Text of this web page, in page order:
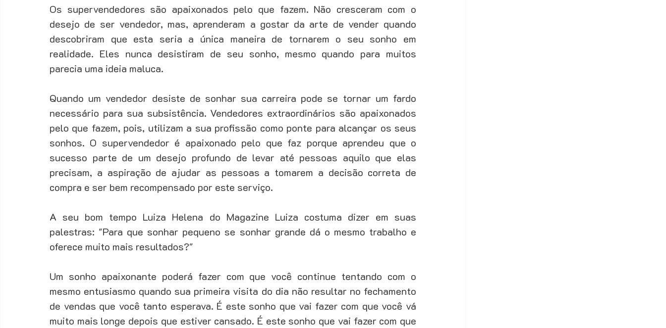
Os supervendedores são apaixonados pelo que fazem. Não cresceram com o
desejo de ser vendedor, mas, aprenderam a gostar da arte de vender quando
descobriram que esta seria a única maneira de tornarem o seu sonho em
realidade. Eles nunca desistiram de seu sonho, mesmo quando para muitos
parecia uma ideia maluca.
Quando um vendedor desiste de sonhar sua carreira pode se tornar um fardo
necessário para sua subsistência. Vendedores extraordinários são apaixonados
pelo que fazem, pois, utilizam a sua profissão como ponte para alcançar os seus
sonhos. O supervendedor é apaixonado pelo que faz porque aprendeu que o
sucesso parte de um desejo profundo de levar até pessoas aquilo que elas
precisam, a aspiração de ajudar as pessoas a tomarem a decisão correta de
compra e ser bem recompensado por este serviço.
A seu bom tempo Luiza Helena do Magazine Luiza costuma dizer em suas
palestras: "Para que sonhar pequeno se sonhar grande dá o mesmo trabalho e
oferece muito mais resultados?"
Um sonho apaixonante poderá fazer com que você continue tentando com o
mesmo entusiasmo quando sua primeira visita do dia não resultar no fechamento
de vendas que você tanto esperava. É este sonho que vai fazer com que você vá
muito mais longe depois que estiver cansado. É este sonho que vai fazer com que